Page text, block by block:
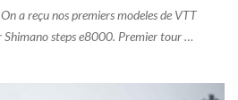
a reçu nos premiers modeles de VTT
Shimano steps e8000. Premier tour …